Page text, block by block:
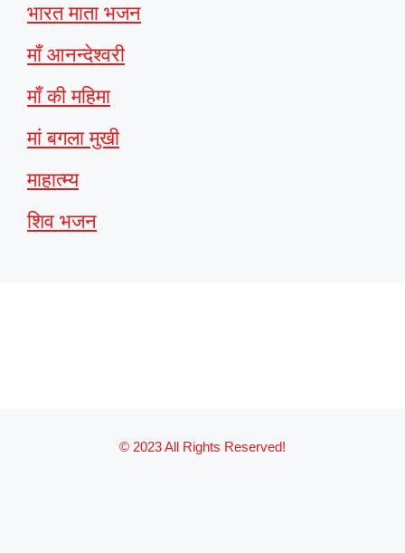
भारत माता भजन
माँ आनन्देश्वरी
माँ की महिमा
मां बगला मुखी
माहात्म्य
शिव भजन
© 2023 All Rights Reserved!